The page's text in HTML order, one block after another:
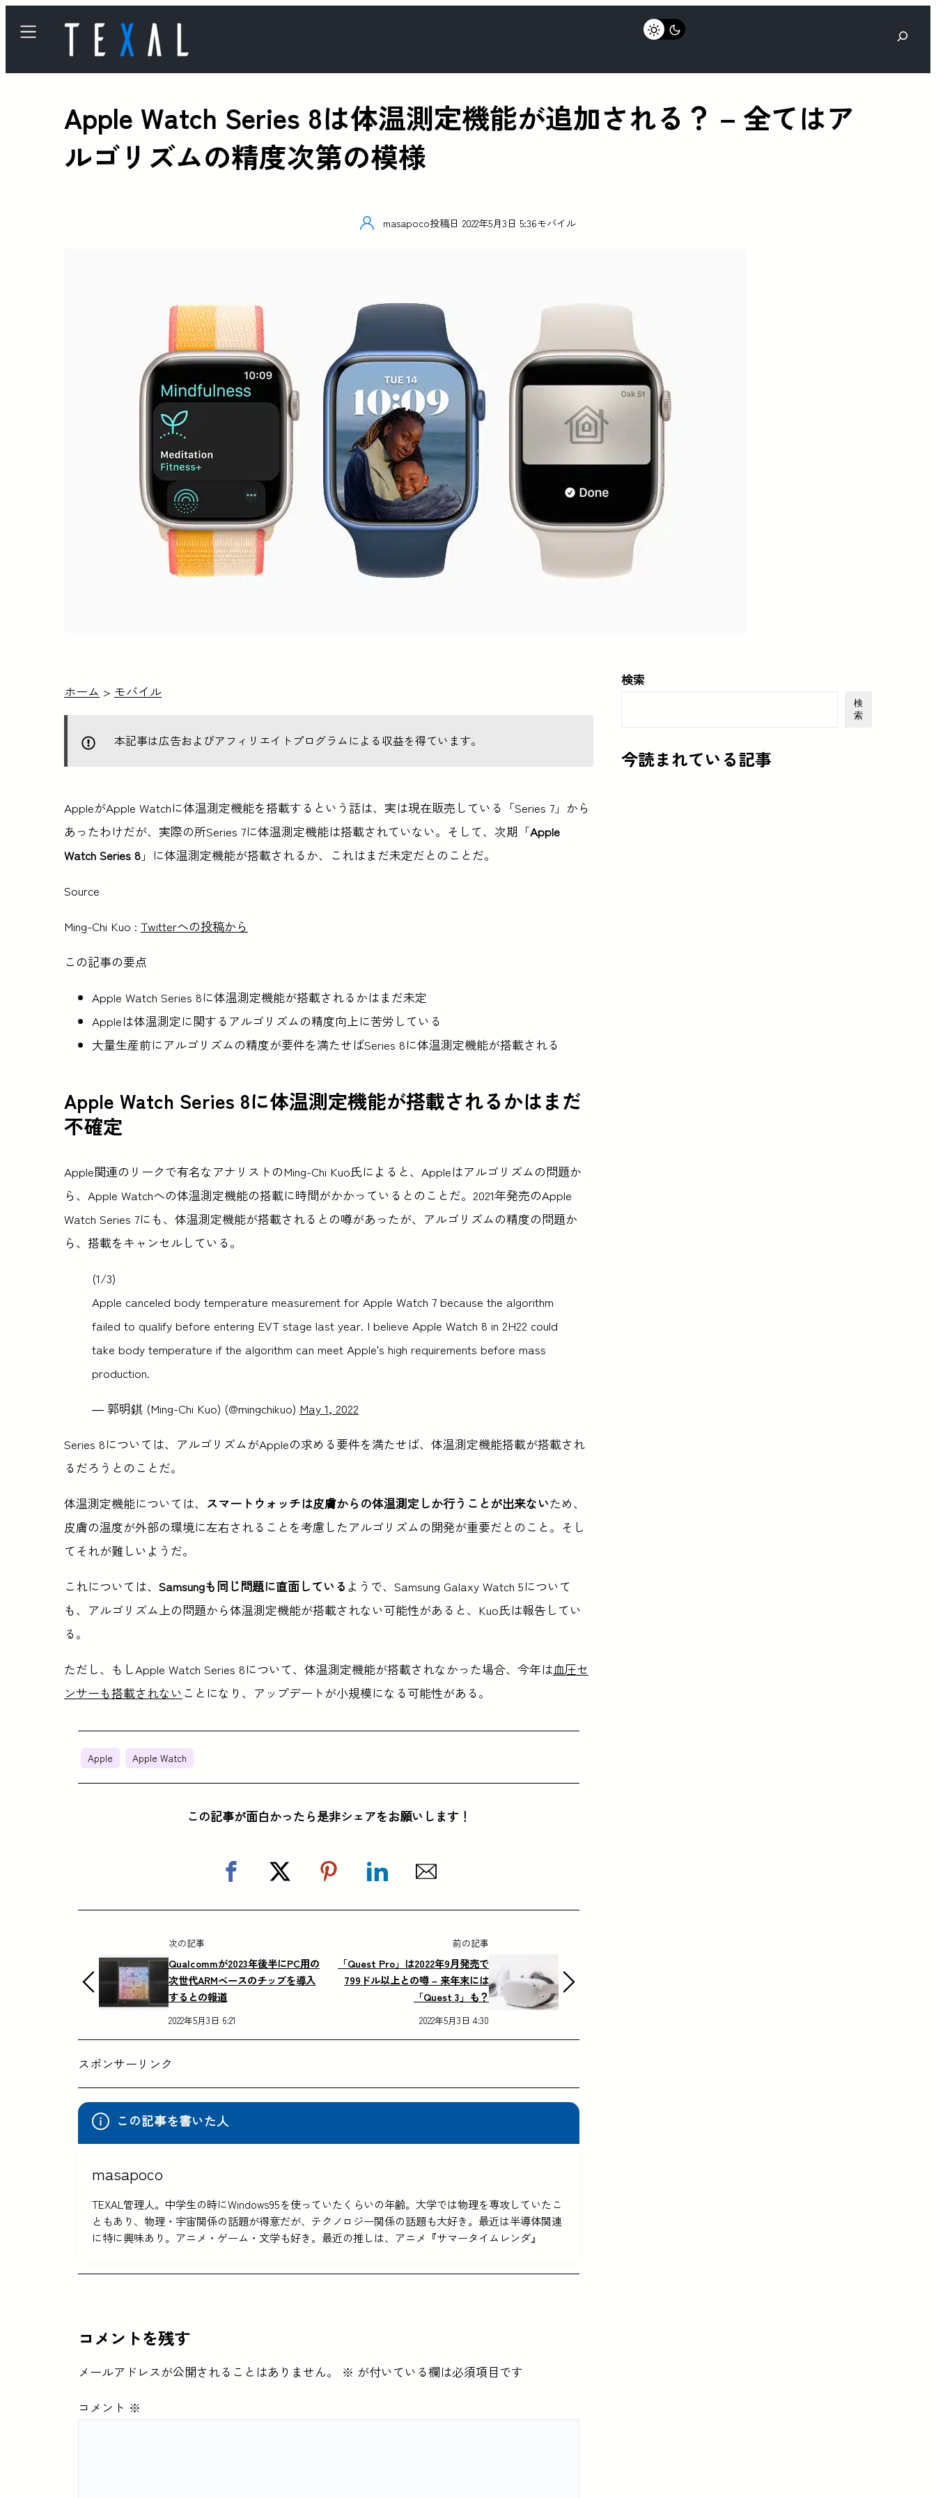
検
Apple Watch Series 8は体温測定機能が追加される？ – 全てはア
ルゴリズムの精度次第の模様
masapoco投稿日 2022年5月3日 5:36モバイル
ホーム > モバイル
本記事は広告およびアフィリエイトプログラムによる収益を得ています。
AppleがApple Watchに体温測定機能を搭載するという話は、実は現在販売している「Series 7」から
あったわけだが、実際の所Series 7に体温測定機能は搭載されていない。そして、次期「Apple
Watch Series 8 」に体温測定機能が搭載されるか、これはまだ未定だとのことだ。
Source
Ming-Chi Kuo : Twitterへの投稿から
この記事の要点
Apple Watch Series 8に体温測定機能が搭載されるかはまだ未定
Appleは体温測定に関するアルゴリズムの精度向上に苦労している
大量生産前にアルゴリズムの精度が要件を満たせばSeries 8に体温測定機能が搭載される
Apple Watch Series 8に体温測定機能が搭載されるかはまだ
不確定
Apple関連のリークで有名なアナリストのMing-Chi Kuo氏によると、Appleはアルゴリズムの問題か
ら、Apple Watchへの体温測定機能の搭載に時間がかかっているとのことだ。2021年発売のApple
Watch Series 7にも、体温測定機能が搭載されるとの噂があったが、アルゴリズムの精度の問題か
ら、搭載をキャンセルしている。
(1/3)
Apple canceled body temperature measurement for Apple Watch 7 because the algorithm
failed to qualify before entering EVT stage last year. I believe Apple Watch 8 in 2H22 could
take body temperature if the algorithm can meet Apple's high requirements before mass
production.
— 郭明錤 (Ming-Chi Kuo) (@mingchikuo) May 1, 2022
Series 8については、アルゴリズムがAppleの求める要件を満たせば、体温測定機能搭載が搭載され
るだろうとのことだ。
体温測定機能については、 スマートウォッチは皮膚からの体温測定しか行うことが出来ないため、
皮膚の温度が外部の環境に左右されることを考慮したアルゴリズムの開発が重要だとのこと。そし
てそれが難しいようだ。
これについては、 Samsungも同じ問題に直面している ようで、Samsung Galaxy Watch 5について
も、アルゴリズム上の問題から体温測定機能が搭載されない可能性があると、Kuo氏は報告してい
る。
ただし、もしApple Watch Series 8について、体温測定機能が搭載されなかった場合、今年は血圧セ
ンサーも搭載されない ことになり、アップデートが小規模になる可能性がある。
Apple Apple Watch
この記事が面白かったら是非シェアをお願いします！
次の記事
Qualcommが2023年後半にPC用の
次世代ARMベースのチップを導入
するとの報道
2022年5月3日 6:21
前の記事
「Quest Pro」は2022年9月発売で
799ドル以上との噂 – 来年末には
「Quest 3」も？
2022年5月3日 4:30
スポンサーリンク
この記事を書いた人
masapoco
TEXAL管理人。中学生の時にWindows95を使っていたくらいの年齢。大学では物理を専攻していたこ
ともあり、物理・宇宙関係の話題が得意だが、テクノロジー関係の話題も大好き。最近は半導体関連
に特に興味あり。アニメ・ゲーム・文学も好き。最近の推しは、アニメ『サマータイムレンダ』
コメントを残す
メールアドレスが公開されることはありません。 ※ が付いている欄は必須項目です
コメント ※
検索
検
索
今読まれている記事